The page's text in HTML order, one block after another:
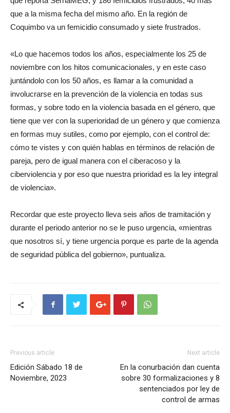
que a la misma fecha del mismo año. En la región de
Coquimbo va un femicidio consumado y siete frustrados.
«Lo que hacemos todos los años, especialmente los 25 de
noviembre con los hitos comunicacionales, y en este caso
juntándolo con los 50 años, es llamar a la comunidad a
involucrarse en la prevención de la violencia en todas sus
formas, y sobre todo en la violencia basada en el género, que
tiene que ver con la superioridad de un género y que comienza
en formas muy sutiles, como por ejemplo, con el control de:
cómo te vistes y con quién hablas en términos de relación de
pareja, pero de igual manera con el ciberacoso y la
ciberviolencia y por eso que nuestra prioridad es la ley integral
de violencia».
Recordar que este proyecto lleva seis años de tramitación y
durante el periodo anterior no se le puso urgencia, «mientras
que nosotros sí, y tiene urgencia porque es parte de la agenda
de seguridad pública del gobierno», puntualiza.
Previous article
Edición Sábado 18 de
Noviembre, 2023
Next article
En la conurbación dan cuenta
sobre 30 formalizaciones y 8
sentenciados por ley de
control de armas